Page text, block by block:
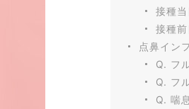
接種
接種
点鼻イン
Q. フ
Q. フ
Q. 喘